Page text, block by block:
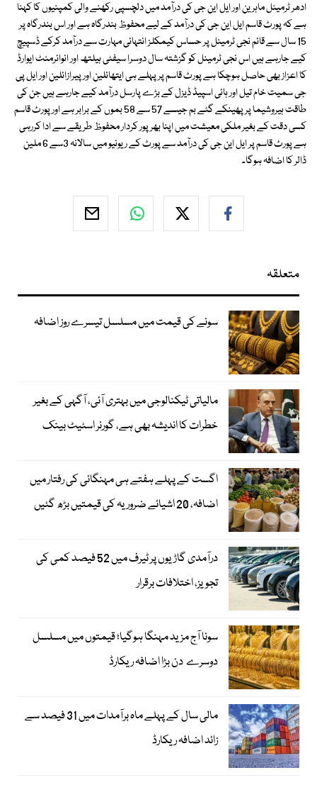
ادھر ٹرمینل ماہرین اور ایل این جی کی درآمد میں دلچسپی رکھنے والی کمپنیوں کا کہنا
ہے کہ پورٹ قاسم ایل این جی کی درآمد کے لیے محفوظ بندرگاہ ہے اور اس بندرگاہ پر
15 سال سے قائم نجی ٹرمینل پر حساس کیمکلز انتہائی مہارت سے درآمد کرکے ڈسپیچ
کیے جارہے ہیں اس نجی ٹرمینل کو گزشتہ سال دوسرا سیفٹی ہیلتھ اور انوائرمنٹ ایوارڈ
کا اعزاز بھی حاصل ہوچکا ہے پورٹ قاسم پر پہلے ہی ایتھائلین اور پیرازائلین اور ایل پی
جی سمیت خام تیل اور ہائی اسپیڈ ڈیزل کے بڑے پارسل درآمد کیے جارہے ہیں جن کی
طاقت ہیروشیما پر پھینکے گئے بم جیسے 57 سے 58 بموں کے برابر ہے اور پورٹ قاسم
کسی دقت کے بغیر ملکی معیشت میں اپنا بھرپور کردار محفوظ طریقے سے ادا کررہی
ہے پورٹ قاسم پر ایل این جی کی درآمد سے پورٹ کے ریونیو میں سالانہ 3سے 6 ملین
ڈالر کا اضافہ ہوگا۔
متعلقہ
سونے کی قیمت میں مسلسل تیسرے روز اضافہ
مالیاتی ٹیکنالوجی میں بہتری آئی، آگہی کے بغیر
خطرات کا اندیشہ بھی ہے، گورنر اسٹیٹ بینک
اگست کے پہلے ہفتے ہی مہنگائی کی رفتار میں
اضافہ، 20 اشیائے ضروریہ کی قیمتیں بڑھ گئیں
درآمدی گاڑیوں پر ٹیرف میں 52 فیصد کمی کی
تجویز، اختلافات برقرار
سونا آج مزید مہنگا ہوگیا؛ قیمتوں میں مسلسل
دوسرے دن بڑا اضافہ ریکارڈ
مالی سال کے پہلے ماہ برآمدات میں 31 فیصد سے
زائد اضافہ ریکارڈ